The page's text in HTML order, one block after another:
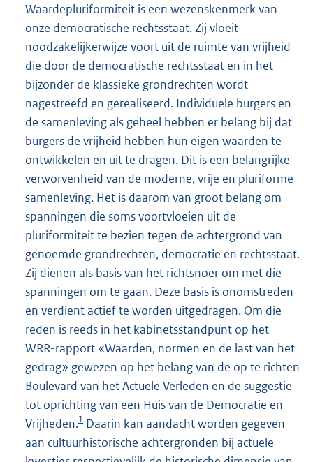
Waardepluriformiteit is een wezenskenmerk van
onze democratische rechtsstaat. Zij vloeit
noodzakelijkerwijze voort uit de ruimte van vrijheid
die door de democratische rechtsstaat en in het
bijzonder de klassieke grondrechten wordt
nagestreefd en gerealiseerd. Individuele burgers en
de samenleving als geheel hebben er belang bij dat
burgers de vrijheid hebben hun eigen waarden te
ontwikkelen en uit te dragen. Dit is een belangrijke
verworvenheid van de moderne, vrije en pluriforme
samenleving. Het is daarom van groot belang om
spanningen die soms voortvloeien uit de
pluriformiteit te bezien tegen de achtergrond van
genoemde grondrechten, democratie en rechtsstaat.
Zij dienen als basis van het richtsnoer om met die
spanningen om te gaan. Deze basis is onomstreden
en verdient actief te worden uitgedragen. Om die
reden is reeds in het kabinetsstandpunt op het
WRR-rapport «Waarden, normen en de last van het
gedrag» gewezen op het belang van de op te richten
Boulevard van het Actuele Verleden en de suggestie
tot oprichting van een Huis van de Democratie en
Vrijheden.1 Daarin kan aandacht worden gegeven
aan cultuurhistorische achtergronden bij actuele